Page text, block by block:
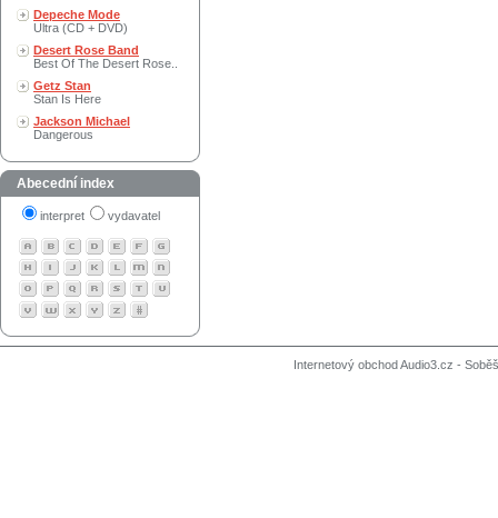
Depeche Mode
Ultra (CD + DVD)
Desert Rose Band
Best Of The Desert Rose..
Getz Stan
Stan Is Here
Jackson Michael
Dangerous
Abecední index
interpret vydavatel
Internetový obchod Audio3.cz -